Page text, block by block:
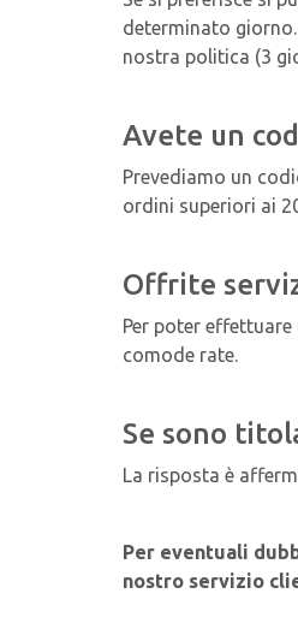
determinato
nostra politica (3
Avete un
Prevediamo un
ordini superiori ai
Offrite
Per poter
comode rate.
Se sono
La risposta è
Per eventuali
nostro servizio